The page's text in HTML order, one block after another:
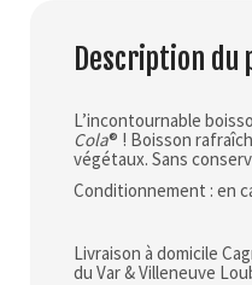
Description du
L’incontournable
Cola® ! Boisson
végétaux. Sans
Conditionnement : en
Livraison à domicile
du Var & Villeneuve